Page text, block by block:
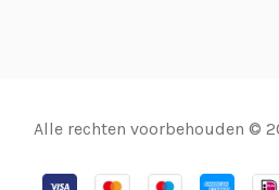
Alle rechten voorbehouden ©